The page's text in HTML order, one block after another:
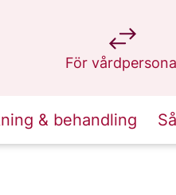
För
på 1177.se
& behandling